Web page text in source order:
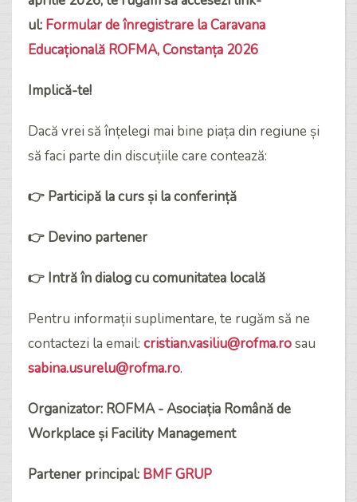
ul: Formular de înregistrare la Caravana
Educațională ROFMA, Constanța 2026
Implică-te!
Dacă vrei să înțelegi mai bine piața din regiune și
să faci parte din discuțiile care contează:
👉 Participă la curs și la conferință
👉 Devino partener
👉 Intră în dialog cu comunitatea locală
Pentru informații suplimentare, te rugăm să ne
contactezi la email: cristian.vasiliu@rofma.rosau
sabina.usurelu@rofma.ro.
Organizator: ROFMA - Asociația Română de
Workplace și Facility Management
Partener principal: BMF GRUP